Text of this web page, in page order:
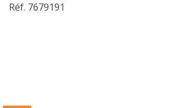
Réf. 7679191